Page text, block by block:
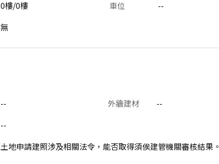
0樓/0樓 車位 --
無
-- 外牆建材 --
--
土地申請建照涉及相關法令，能否取得須俟建管機關審核結果。